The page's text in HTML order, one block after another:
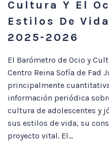
Cultura Y El
Estilos De
2025-2026
El Barómetro de Ocio y
Centro Reina Sofía de Fad
principalmente
información periódica
cultura de adolescentes y
sus estilos de vida, su
proyecto vital. El...